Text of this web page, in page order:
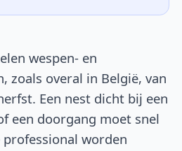
wespen- en
zoals overal in België, van
Een nest dicht bij een
een doorgang moet snel
worden